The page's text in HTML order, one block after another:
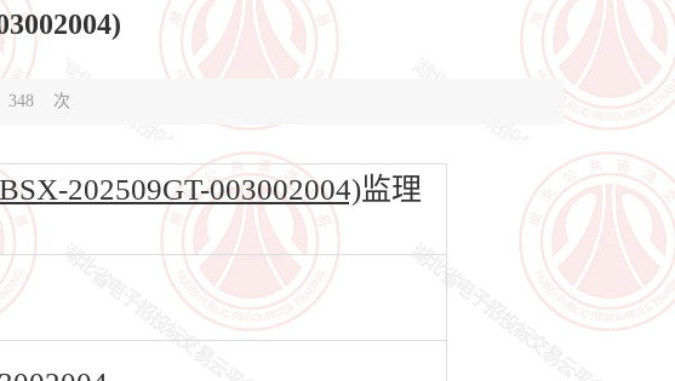
348 次
202509GT-003002004)监理